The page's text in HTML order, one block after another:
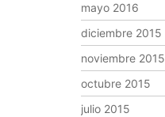
mayo 2016
diciembre 2015
noviembre 2015
octubre 2015
julio 2015